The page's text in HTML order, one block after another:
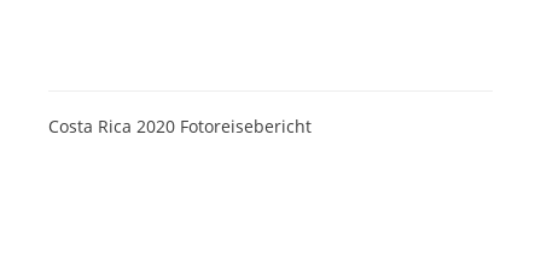
Costa Rica 2020 Fotoreisebericht